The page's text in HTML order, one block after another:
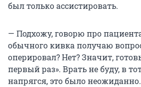
был только ассистировать.
— Подхожу, говорю про
обычного кивка получаю
оперировал? Нет? Значит,
первый раз». Врать не буду, в
напрягся, это было